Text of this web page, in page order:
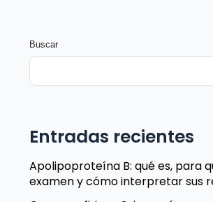
Buscar
Entradas recientes
Apolipoproteína B: qué es, para
examen y cómo interpretar sus